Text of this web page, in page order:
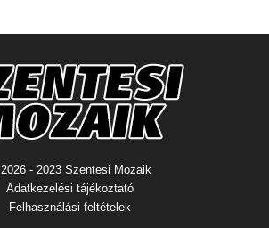
- 2023 Szentesi Mozaik
Adatkezelési tájékoztató
Felhasználási feltételek